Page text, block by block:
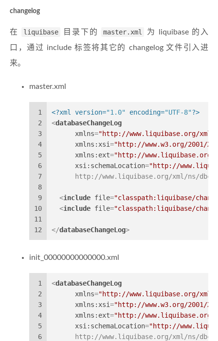
changelog
在 liquibase 目录下的 master.xml
为 liquibase 的入
口，通过 include 标签将其它的 changelog 文件引入进
来。
master.xml
1
2
3
4
5
6
7
8
9
10
11
12
<?xml version="1.0" encoding="UTF-8"?>
<databaseChangeLog
xmlns="http://www.liquibase.org/xml/
xmlns:xsi="http://www.w3.org/2001/
xmlns:ext="http://www.liquibase.org/
xsi:schemaLocation="http://
http://www.liquibase.org/xml/ns/
<include file="classpath:liquibase/
<include file="classpath:liquibase/
</databaseChangeLog>
init_00000000000000.xml
1
2
3
4
5
6
<databaseChangeLog
xmlns="http://www.liquibase.org/xml/
xmlns:xsi="http://www.w3.org/2001/
xmlns:ext="http://www.liquibase.org/
xsi:schemaLocation="http://
http://www.liquibase.org/xml/ns/